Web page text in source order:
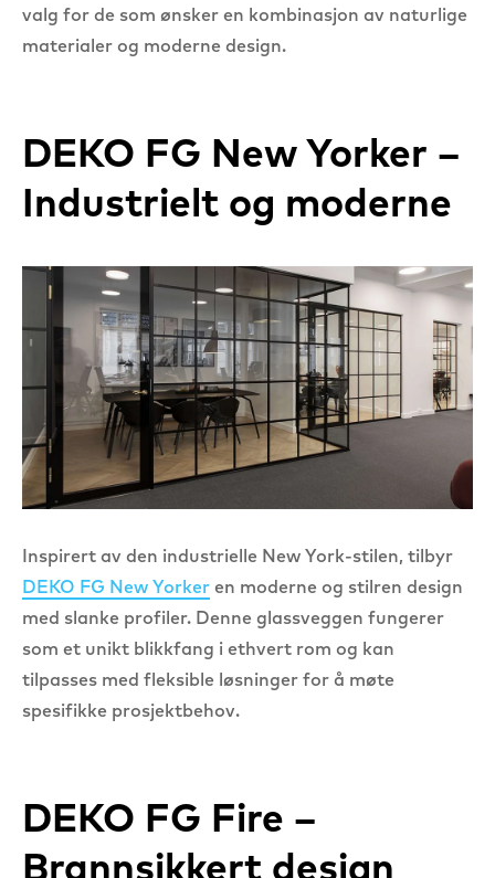
valg for de som ønsker en kombinasjon av naturlige
materialer og moderne design.
DEKO FG New Yorker –
Industrielt og moderne
Inspirert av den industrielle New York-stilen, tilbyr
DEKO FG New Yorker en moderne og stilren design
med slanke profiler. Denne glassveggen fungerer
som et unikt blikkfang i ethvert rom og kan
tilpasses med fleksible løsninger for å møte
spesifikke prosjektbehov.
DEKO FG Fire –
Brannsikkert design